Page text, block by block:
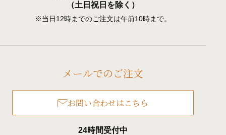
（土日祝日を除く）
※当日12時までのご注文は午前10時まで。
メールでのご注文
お問い合わせはこちら
24時間受付中